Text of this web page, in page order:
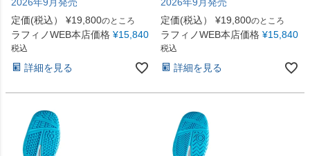
定価(税込）
¥19,800のところ
ラフィノWEB本店価格 ¥15,840
税込
詳細を見る
定価(税込）
¥19,800のところ
ラフィノWEB本店価格 ¥15,840
税込
詳細を見る